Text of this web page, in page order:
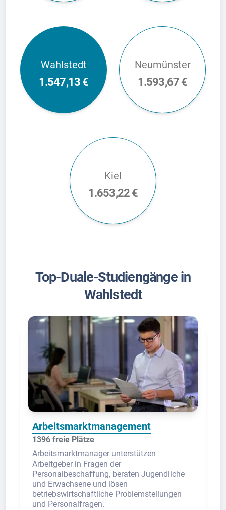
Wahlstedt
1.547,13 €
Neumünster
1.593,67 €
Kiel
1.653,22 €
Top-Duale-Studiengänge in
Wahlstedt
Arbeitsmarktmanagement
1396 freie Plätze
Arbeitsmarktmanager unterstützen
Arbeitgeber in Fragen der
Personalbeschaffung, beraten Jugendliche
und Erwachsene und lösen
betriebswirtschaftliche Problemstellungen
und Personalfragen.